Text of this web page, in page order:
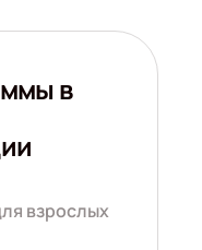
в
взрослых